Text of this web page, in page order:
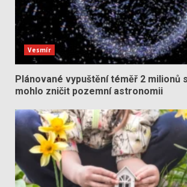
Vesmír
Plánované vypuštění téměř 2 milionů
mohlo zničit pozemní astronomii